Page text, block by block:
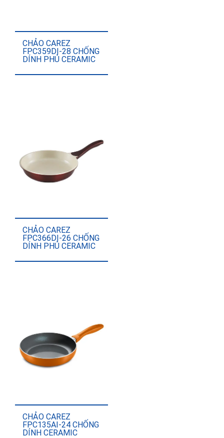
CHẢO CAREZ
FPC359DI-28 CHỐNG
DÍNH PHỦ CERAMIC
CHẢO CAREZ
FPC366DI-26 CHỐNG
DÍNH PHỦ CERAMIC
CHẢO CAREZ
FPC135AI-24 CHỐNG
DÍNH CERAMIC